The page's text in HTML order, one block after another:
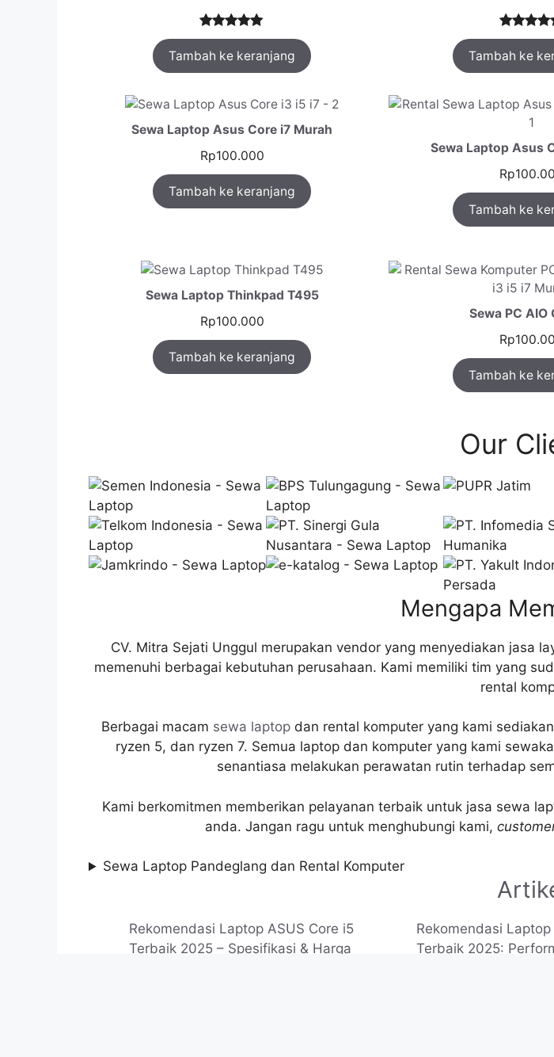
Peringkat
5.00dari 5
berdasarka
1
penilaian
Tambah ke keranjang
Peringkat
5.00dari
n
1
penilaian
pelanggan
Tambah ke
Sewa Laptop Asus Core i7 Murah
Rp100.000
Tambah ke keranjang
Sewa Laptop Asus
Rp
Tambah ke
Sewa Laptop Thinkpad T495
Rp100.000
Tambah ke keranjang
Sewa PC AIO
Rp
Tambah ke
Our
Mengapa
CV. Mitra Sejati Unggul merupakan vendor yang menyediakan jasa
memenuhi berbagai kebutuhan perusahaan. Kami memiliki tim yang
rental
Berbagai macam sewa laptopdan rental komputer yang kami
ryzen 5, dan ryzen 7. Semua laptop dan komputer yang kami
senantiasa melakukan perawatan rutin terhadap
Kami berkomitmen memberikan pelayanan terbaik untuk jasa sewa
anda. Jangan ragu untuk menghubungi kami,
Sewa Laptop Pandeglang dan Rental Komputer
Rekomendasi Laptop ASUS Core i5
Terbaik 2025 – Spesifikasi & Harga
Rekomendasi
Terbaik 2025: